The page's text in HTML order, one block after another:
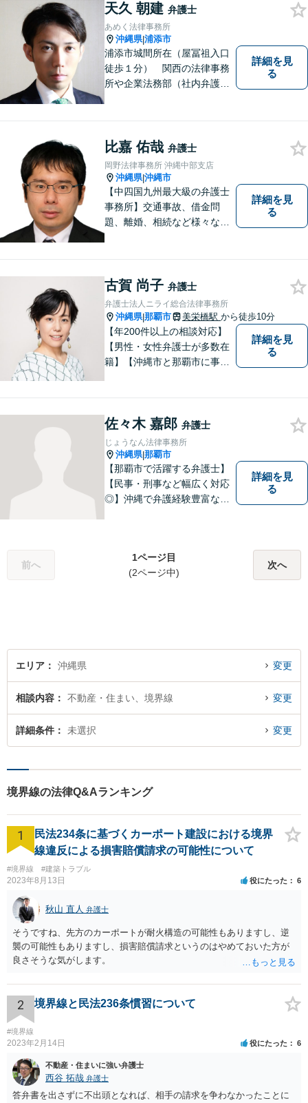
に対応し、あなたの立場に立
ったベストな紛争解決を導く
ことを常に大切にしていま
す。
天久 朝建 弁護士
あめく法律事務所
沖縄県|浦添市
浦添市城間所在（屋冨祖入口
徒歩１分） 関西の法律事務
所や企業法務部（社内弁護士
詳細を見
る
比嘉 佑哉 弁護士
岡野法律事務所 沖縄中部支店
沖縄県|沖縄市
【中四国九州最大級の弁護士
事務所】交通事故、借金問
題、離婚、相続など様々な問
い！
詳細を見
る
古賀 尚子 弁護士
弁護士法人ニライ総合法律事務所
沖縄県|那覇市 美栄橋駅 から徒歩10分
【年200件以上の相談対応】
【男性・女性弁護士が多数在
籍】【沖縄市と那覇市に事務
らではの習慣」を熟知した弁
護士が多数在籍。
詳細を見
る
佐々木 嘉郎 弁護士
じょうなん法律事務所
沖縄県|那覇市
【那覇市で活躍する弁護士】
【民事・刑事など幅広く対応
◎】沖縄で弁護経験豊富な弁
尽力します！皆様のご希望を
丁寧にお聞きします。【牧志
詳細を見
る
前へ
1ページ目
(2ページ中)
次へ
エリア 沖縄県 変更
相談内容 不動産・住まい、境界線 変更
詳細条件 未選択 変更
境界線の法律Q&Aランキング
1
民法234条に基づくカーポート建設における境界
線違反による損害賠償請求の可能性について
#境界線 #建築トラブル
2023年8月13日 役にたった 6
秋山 直人 弁護士
そうですね、先方のカーポートが耐火構造の可能性もありますし、逆
襲の可能性もありますし、損害賠償請求というのはやめておいた方が
良さそうな気がします。
2 境界線と民法236条慣習について
#境界線
2023年2月14日 役にたった 6
不動産・住まいに強い弁護士
西谷 拓哉 弁護士
答弁書を出さずに不出頭となれば、相手の請求を争わなかったことに